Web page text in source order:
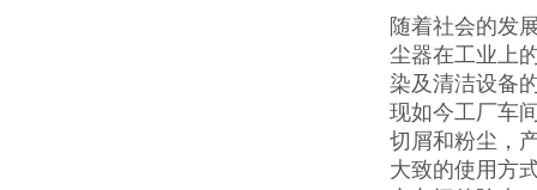
随着社会的发
尘器在工业上
染及清洁设备
现如今工厂车
切屑和粉尘，
大致的使用方